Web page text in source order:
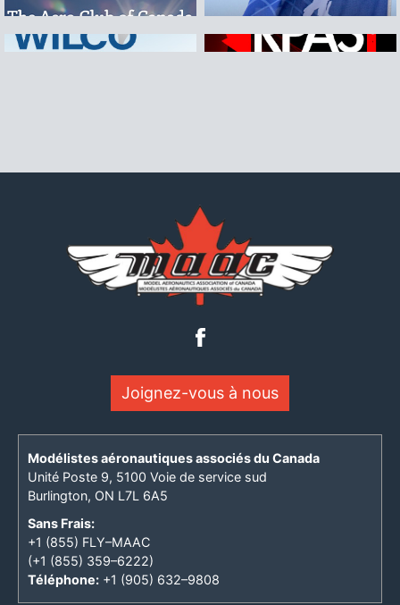
Joignez-vous à nous
Modélistes aéronautiques associés du Canada
Unité Poste 9, 5100 Voie de service sud
Burlington, ON L7L 6A5
Sans Frais:
+1 (855) FLY–MAAC
(+1 (855) 359–6222)
Téléphone: +1 (905) 632–9808